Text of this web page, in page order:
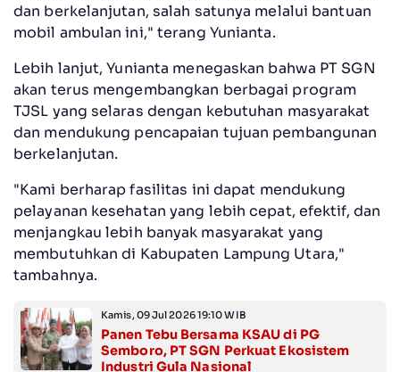
dan berkelanjutan, salah satunya melalui bantuan
mobil ambulan ini," terang Yunianta.
Lebih lanjut, Yunianta menegaskan bahwa PT SGN
akan terus mengembangkan berbagai program
TJSL yang selaras dengan kebutuhan masyarakat
dan mendukung pencapaian tujuan pembangunan
berkelanjutan.
"Kami berharap fasilitas ini dapat mendukung
pelayanan kesehatan yang lebih cepat, efektif, dan
menjangkau lebih banyak masyarakat yang
membutuhkan di Kabupaten Lampung Utara,"
tambahnya.
Kamis, 09 Jul 2026 19:10 WIB
Panen Tebu Bersama KSAU di PG
Semboro, PT SGN Perkuat Ekosistem
Industri Gula Nasional